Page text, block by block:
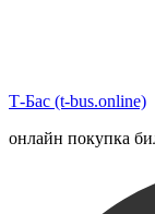
Т-Бас (t-bus.online)
онлайн покупка